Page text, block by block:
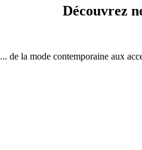
Découvrez
... de la mode contemporaine aux